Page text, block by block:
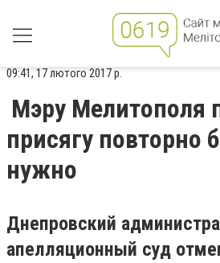
09:41, 17 лютого 2017 р.
Мэру Мелитополя
присягу повторно
нужно
Днепровский
апелляционный суд